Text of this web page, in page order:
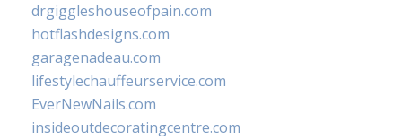
drgiggleshouseofpain.com
hotflashdesigns.com
garagenadeau.com
lifestylechauffeurservice.com
EverNewNails.com
insideoutdecoratingcentre.com